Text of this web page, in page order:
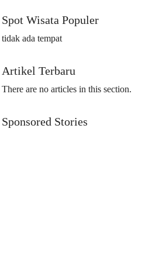
Spot Wisata Populer
tidak ada tempat
Artikel Terbaru
There are no articles in this section.
Sponsored Stories